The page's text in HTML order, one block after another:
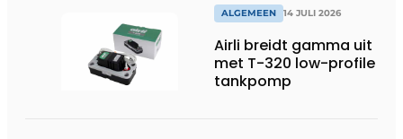
systemen
ALGEMEEN 14 JULI 2026
Airli breidt gamma uit
met T-320 low-profile
tankpomp